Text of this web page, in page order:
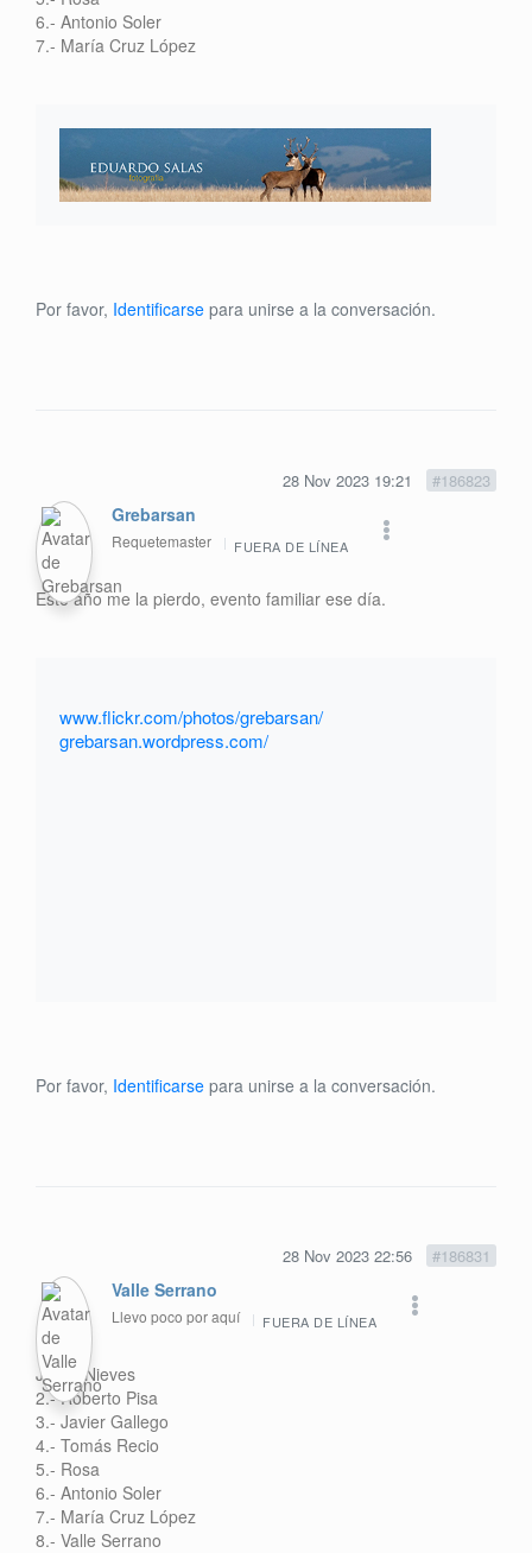
6.- Antonio Soler
7.- María Cruz López
Por favor, Identificarse para unirse a la conversación.
28 Nov 2023 19:21 #186823
Grebarsan
Requetemaster FUERA DE LÍNEA
Este año me la pierdo, evento familiar ese día.
www.flickr.com/photos/grebarsan/
grebarsan.wordpress.com/
Por favor, Identificarse para unirse a la conversación.
28 Nov 2023 22:56 #186831
Valle Serrano
Llevo poco por aquí FUERA DE LÍNEA
Julian Nieves
2.- Roberto Pisa
3.- Javier Gallego
4.- Tomás Recio
5.- Rosa
6.- Antonio Soler
7.- María Cruz López
8.- Valle Serrano